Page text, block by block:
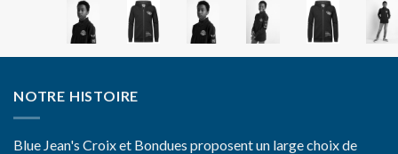
NOTRE HISTOIRE
Blue Jean's Croix et Bondues proposent un large choix de